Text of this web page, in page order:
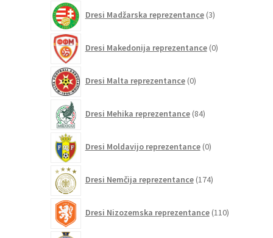
Dresi Madžarska reprezentance 3izdelki
Dresi Makedonija reprezentance 0izdelkov
Dresi Malta reprezentance 0izdelkov
Dresi Mehika reprezentance 84izdelkov
Dresi Moldavijo reprezentance 0izdelkov
Dresi Nemčija reprezentance 174izdelkov
Dresi Nizozemska reprezentance 110izdelkov